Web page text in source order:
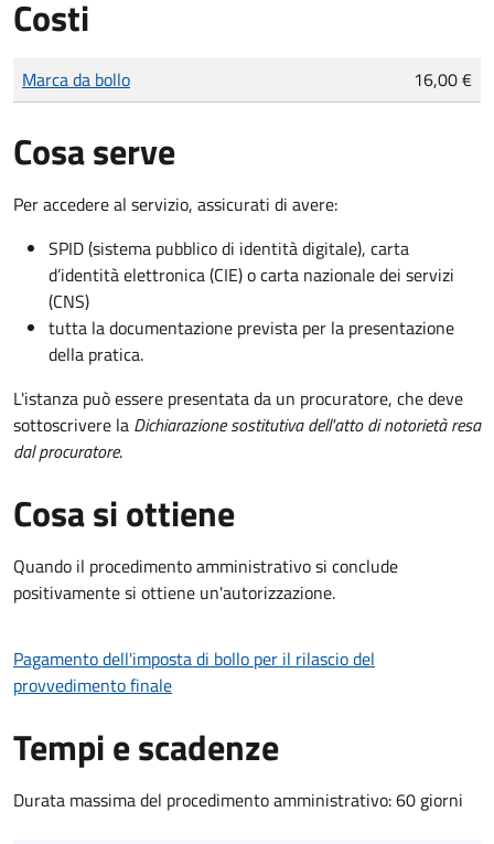
Costi
Tipo di pagamento
Importo
Marca da bollo 16,00 €
Cosa serve
Per accedere al servizio, assicurati di avere:
SPID (sistema pubblico di identità digitale), carta
d’identità elettronica (CIE) o carta nazionale dei servizi
(CNS)
tutta la documentazione prevista per la presentazione
della pratica.
L'istanza può essere presentata da un procuratore, che deve
sottoscrivere la Dichiarazione sostitutiva dell'atto di notorietà resa
dal procuratore.
Cosa si ottiene
Quando il procedimento amministrativo si conclude
positivamente si ottiene un'autorizzazione.
Pagamento dell'imposta di bollo per il rilascio del
provvedimento finale
Tempi e scadenze
Durata massima del procedimento amministrativo: 60 giorni